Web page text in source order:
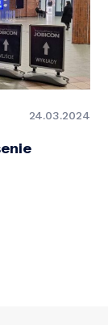
24.03.2024